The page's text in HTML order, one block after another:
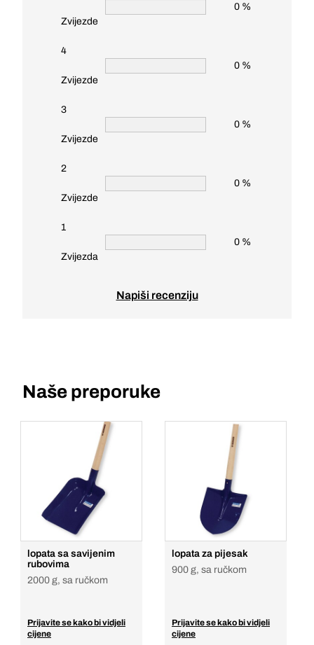
Zvijezde
0 %
4
Zvijezde
0 %
3
Zvijezde
0 %
2
Zvijezde
0 %
1
Zvijezda
0 %
Napiši recenziju
Naše preporuke
lopata sa savijenim
rubovima
2000 g, sa ručkom
Prijavite se kako bi vidjeli
cijene
lopata za pijesak
900 g, sa ručkom
Prijavite se kako bi vidjeli
cijene